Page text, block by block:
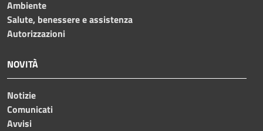
Ambiente
Salute, benessere e assistenza
Autorizzazioni
NOVITÀ
Notizie
Comunicati
Avvisi